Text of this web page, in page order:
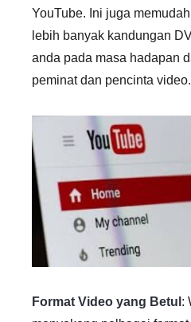
YouTube. Ini juga
lebih banyak kandungan
anda pada masa hadapan
peminat dan pencinta video.
Format Video yang Betul :